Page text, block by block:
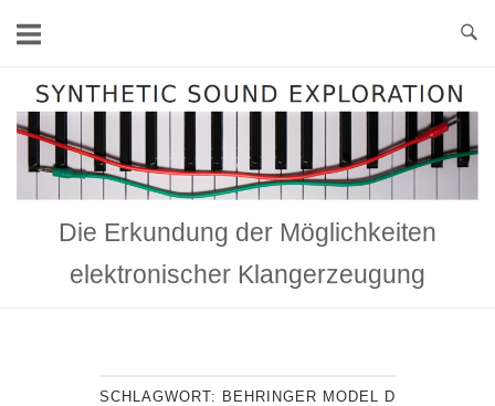
content
Home
Die Erkundung der Möglichkeiten
elektronischer Klangerzeugung
SCHLAGWORT: BEHRINGER MODEL D